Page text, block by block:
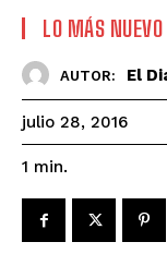
LO MÁS NUEVO
AUTOR: El
julio 28, 2016
1 min.